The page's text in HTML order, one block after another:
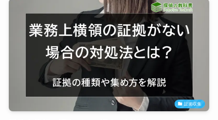
証拠収集